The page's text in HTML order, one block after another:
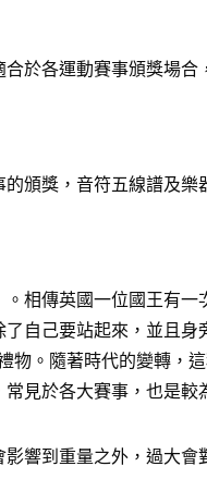
於各運動賽事頒獎場
頒獎，音符五線譜及
相傳英國一位國王有
自己要站起來，並且
。隨著時代的變轉，
見於各大賽事，也是較
響到重量之外，過大